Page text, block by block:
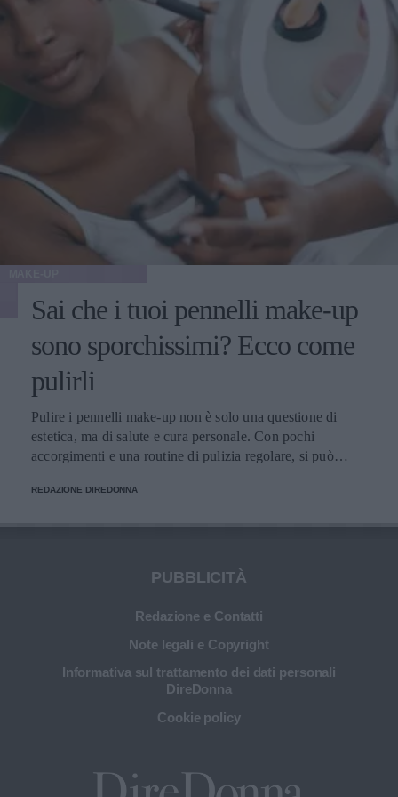
qualunque tipo di intervento estetico.
Sai che i tuoi pennelli make-up
sono sporchissimi? Ecco come
pulirli
Pulire i pennelli make-up non è solo una questione di
estetica, ma di salute e cura personale. Con pochi
accorgimenti e una routine di pulizia regolare, si può
più sana e prolungare la vita dei preziosi strumenti di
REDAZIONE DIREDONNA
PUBBLICITÀ
Redazione e Contatti
Note legali e Copyright
Informativa sul trattamento dei dati personali
DireDonna
Cookie policy